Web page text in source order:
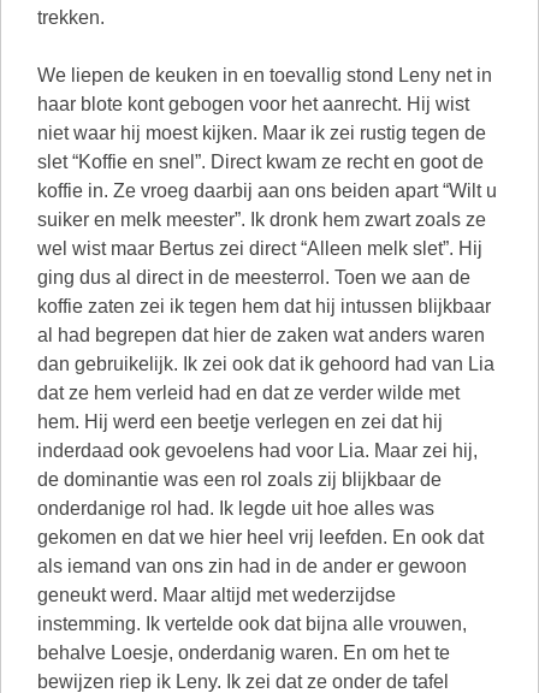
trekken.
We liepen de keuken in en toevallig stond Leny net in
haar blote kont gebogen voor het aanrecht. Hij wist
niet waar hij moest kijken. Maar ik zei rustig tegen de
slet “Koffie en snel”. Direct kwam ze recht en goot de
koffie in. Ze vroeg daarbij aan ons beiden apart “Wilt u
suiker en melk meester”. Ik dronk hem zwart zoals ze
wel wist maar Bertus zei direct “Alleen melk slet”. Hij
ging dus al direct in de meesterrol. Toen we aan de
koffie zaten zei ik tegen hem dat hij intussen blijkbaar
al had begrepen dat hier de zaken wat anders waren
dan gebruikelijk. Ik zei ook dat ik gehoord had van Lia
dat ze hem verleid had en dat ze verder wilde met
hem. Hij werd een beetje verlegen en zei dat hij
inderdaad ook gevoelens had voor Lia. Maar zei hij,
de dominantie was een rol zoals zij blijkbaar de
onderdanige rol had. Ik legde uit hoe alles was
gekomen en dat we hier heel vrij leefden. En ook dat
als iemand van ons zin had in de ander er gewoon
geneukt werd. Maar altijd met wederzijdse
instemming. Ik vertelde ook dat bijna alle vrouwen,
behalve Loesje, onderdanig waren. En om het te
bewijzen riep ik Leny. Ik zei dat ze onder de tafel